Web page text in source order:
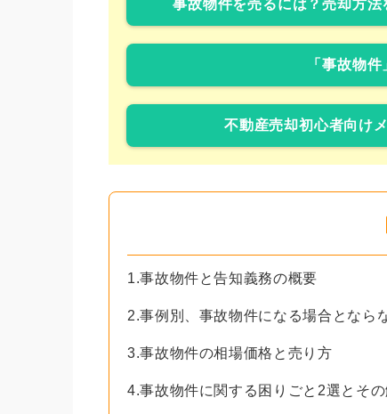
事故物件を売るには？売却方
「事故物
不動産売却初心者向け
1.事故物件と告知義務の概要
2.事例別、事故物件になる場合となら
3.事故物件の相場価格と売り方
4.事故物件に関する困りごと2選とそ